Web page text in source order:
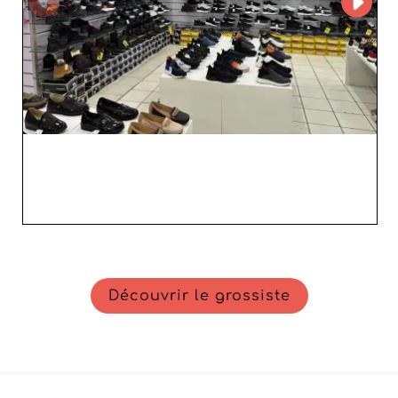
demande du marché. En résumé, choisir Pelmarkshoes
comme fournisseur pour vos besoins en chaussures
unisexes est une décision stratégique. Profitez d'une
offre diversifiée, d'un service irréprochable et d'une
relation de confiance, pour faire de votre activité un
succès durable.
Découvrir le grossiste